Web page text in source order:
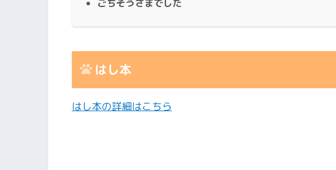
ごちそうさまでした
はし本
はし本の詳細はこちら